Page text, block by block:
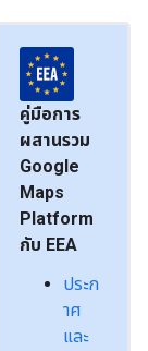
คู่มือการ
ผสานรวม
Google
Maps
Platform
กับ EEA
ประก
าศ
และ